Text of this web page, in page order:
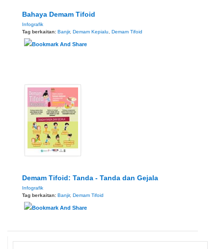
Bahaya Demam Tifoid
Infografik
Tag berkaitan: Banjir, Demam Kepialu Demam Tifoid
Demam Tifoid: Tanda - Tanda dan Gejala
Infografik
Tag berkaitan: Banjir, Demam Tifoid